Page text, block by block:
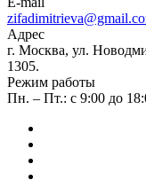
Адрес
г. Москва, ул.
1305.
Режим работы
Пн. – Пт.: с 9:00 до